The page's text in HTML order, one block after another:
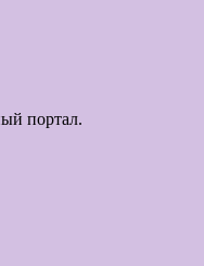
портал.